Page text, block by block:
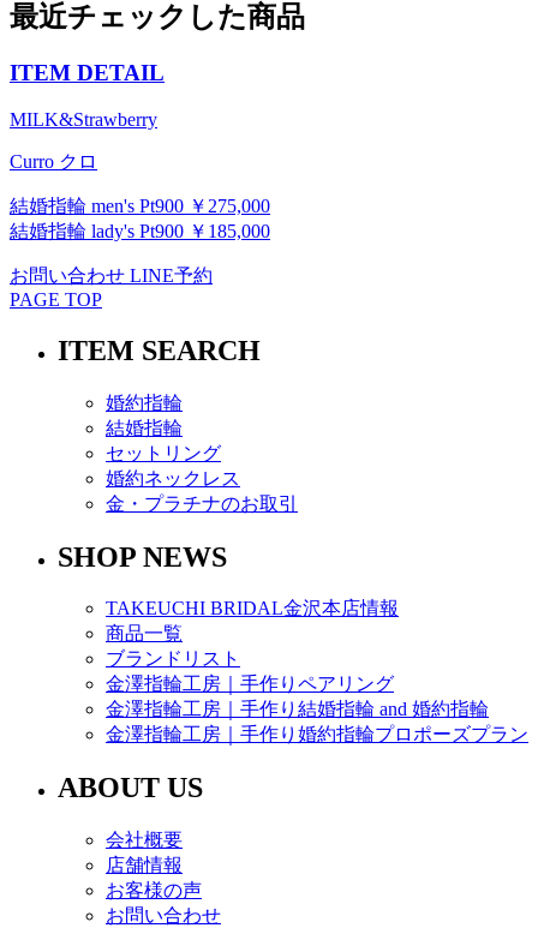
最近チェックした商品
ITEM DETAIL
MILK&Strawberry
Curro クロ
結婚指輪 men's Pt900 ￥275,000
結婚指輪 lady's Pt900 ￥185,000
お問い合わせ LINE予約
PAGE TOP
ITEM SEARCH
婚約指輪
結婚指輪
セットリング
婚約ネックレス
金・プラチナのお取引
SHOP NEWS
TAKEUCHI BRIDAL金沢本店情報
商品一覧
ブランドリスト
金澤指輪工房｜手作りペアリング
金澤指輪工房｜手作り結婚指輪 and 婚約指輪
金澤指輪工房｜手作り婚約指輪プロポーズプラン
ABOUT US
会社概要
店舗情報
お客様の声
お問い合わせ